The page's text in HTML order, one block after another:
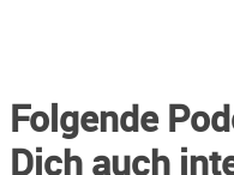
Folgende
Dich auch